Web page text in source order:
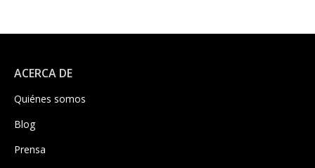
ACERCA DE
Quiénes somos
Blog
Prensa